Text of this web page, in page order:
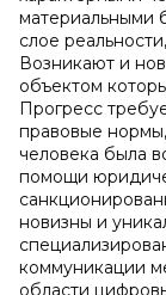
материальными
слое
Возникают и
объектом
Прогресс
правовые
человека была
помощи
новизны и
коммуникации
области